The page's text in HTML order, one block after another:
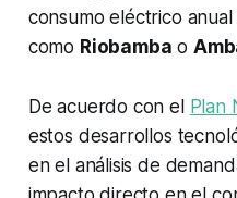
consumo eléctrico
como Riobamba o
De acuerdo con el Plan
estos desarrollos
en el análisis de